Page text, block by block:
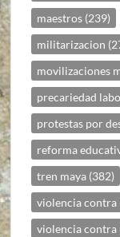
maestros (239)
militarizacion
movilizaciones
precariedad
protestas por
reforma
tren maya (382)
violencia contra
violencia contra